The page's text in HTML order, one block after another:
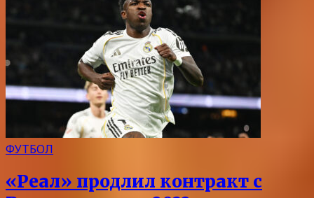
ФУТБОЛ
«Реал» продлил контракт с